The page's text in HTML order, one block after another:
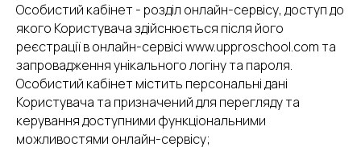
Особистий кабінет - розділ онлайн-сервісу, доступ до
якого Користувача здійснюється після його
реєстрації в онлайн-сервісі www.upproschool.com та
запровадження унікального логіну та пароля.
Особистий кабінет містить персональні дані
Користувача та призначений для перегляду та
керування доступними функціональними
можливостями онлайн-сервісу;